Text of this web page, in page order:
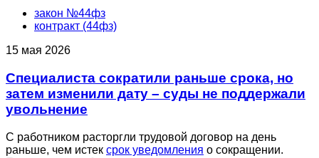
закон №44фз
контракт (44фз)
15 мая 2026
Специалиста сократили раньше срока, но
затем изменили дату – суды не поддержали
увольнение
С работником расторгли трудовой договор на день
раньше, чем истек срок уведомления о сокращении.